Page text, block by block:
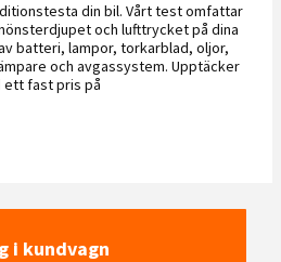
din bil. Vårt test omfattar
och lufttrycket på dina
batteri, lampor, torkarblad, oljor,
och avgassystem. Upptäcker
ett fast pris på
i kundvagn